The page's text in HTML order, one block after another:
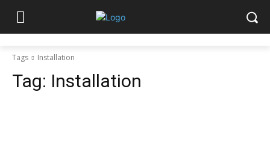
Tags Installation
Tag: Installation